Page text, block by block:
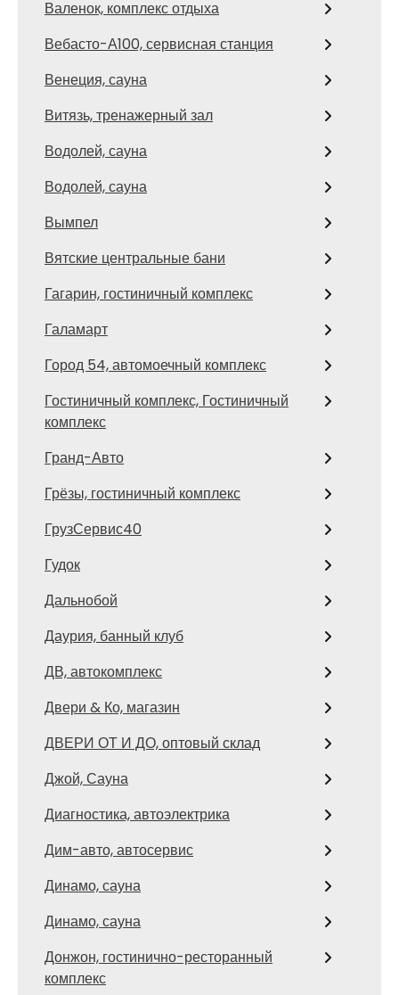
Валенок, комплекс отдыха
Вебасто-А100, сервисная станция
Венеция, сауна
Витязь, тренажерный зал
Водолей, сауна
Водолей, сауна
Вымпел
Вятские центральные бани
Гагарин, гостиничный комплекс
Галамарт
Город 54, автомоечный комплекс
Гостиничный комплекс, Гостиничный
комплекс
Гранд-Авто
Грёзы, гостиничный комплекс
ГрузСервис40
Гудок
Дальнобой
Даурия, банный клуб
ДВ, автокомплекс
Двери & Ко, магазин
ДВЕРИ ОТ И ДО, оптовый склад
Джой, Сауна
Диагностика, автоэлектрика
Дим-авто, автосервис
Динамо, сауна
Динамо, сауна
Донжон, гостинично-ресторанный
комплекс